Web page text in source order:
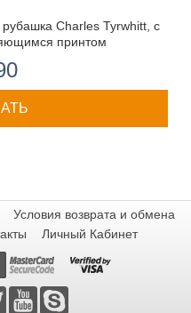
Charles Tyrwhitt, с
принтом
Условия возврата и обмена
Личный Кабинет